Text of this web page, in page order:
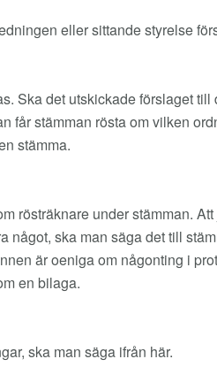
eller sittande styrelse
Ska det utskickade förslaget
stämman rösta om vilken
stämma.
rösträknare under stämman.
ska man säga det till
är oeniga om någonting i
en bilaga.
ska man säga ifrån här.